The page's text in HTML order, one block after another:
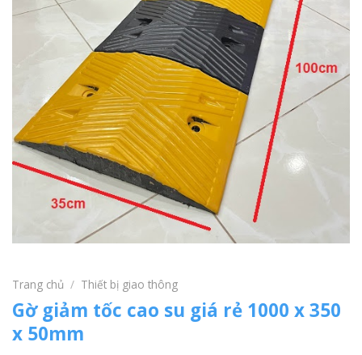
Trang chủ / Thiết bị giao thông
Gờ giảm tốc cao su giá rẻ 1000 x 350
x 50mm